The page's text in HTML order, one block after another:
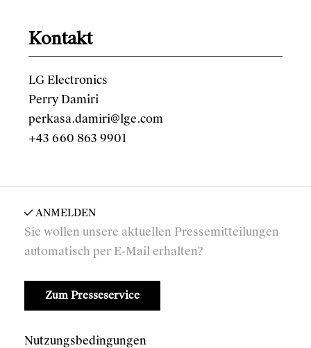
Kontakt
LG Electronics
Perry Damiri
perkasa.damiri@lge.com
+43 660 863 9901
ANMELDEN
Sie wollen unsere aktuellen Pressemitteilungen
automatisch per E-Mail erhalten?
Zum Presseservice
Nutzungsbedingungen